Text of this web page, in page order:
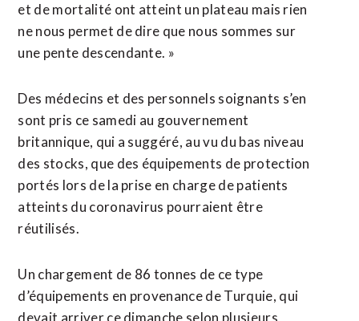
et de mortalité ont atteint un plateau mais rien
ne nous permet de dire que nous sommes sur
une pente descendante. »
Des médecins et des personnels soignants s’en
sont pris ce samedi au gouvernement
britannique, qui a suggéré, au vu du bas niveau
des stocks, que des équipements de protection
portés lors de la prise en charge de patients
atteints du coronavirus pourraient être
réutilisés.
Un chargement de 86 tonnes de ce type
d’équipements en provenance de Turquie, qui
devait arriver ce dimanche selon plusieurs